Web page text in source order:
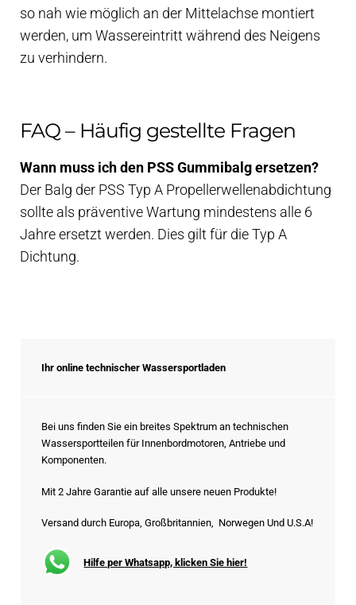
so nah wie möglich an der Mittelachse montiert
werden, um Wassereintritt während des Neigens
zu verhindern.
FAQ – Häufig gestellte Fragen
Wann muss ich den PSS Gummibalg ersetzen?
Der Balg der PSS Typ A Propellerwellenabdichtung
sollte als präventive Wartung mindestens alle 6
Jahre ersetzt werden. Dies gilt für die Typ A
Dichtung.
Ihr online technischer Wassersportladen
Bei uns finden Sie ein breites Spektrum an technischen
Wassersportteilen für Innenbordmotoren, Antriebe und
Komponenten.
Mit 2 Jahre Garantie auf alle unsere neuen Produkte!
Versand durch Europa, Großbritannien, Norwegen Und U.S.A!
Hilfe per Whatsapp, klicken Sie hier!